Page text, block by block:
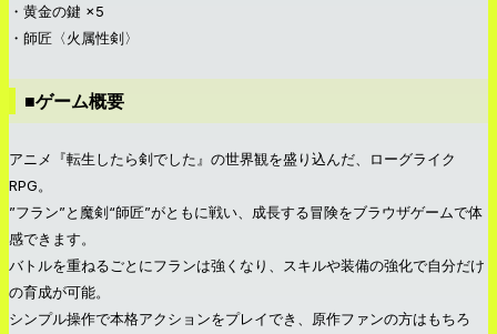
・黄金の鍵 ×5
・師匠〈火属性剣〉
■ゲーム概要
アニメ『転生したら剣でした』の世界観を盛り込んだ、ローグライク
RPG。
”フラン”と魔剣“師匠”がともに戦い、成長する冒険をブラウザゲームで体
感できます。
バトルを重ねるごとにフランは強くなり、スキルや装備の強化で自分だけ
の育成が可能。
シンプル操作で本格アクションをプレイでき、原作ファンの方はもちろ